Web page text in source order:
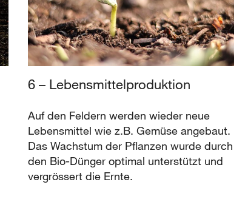
6 – Lebensmittelproduktion
Auf den Feldern werden wieder neue
Lebensmittel wie z.B. Gemüse angebaut.
Das Wachstum der Pflanzen wurde durch
den Bio-Dünger optimal unterstützt und
vergrössert die Ernte.